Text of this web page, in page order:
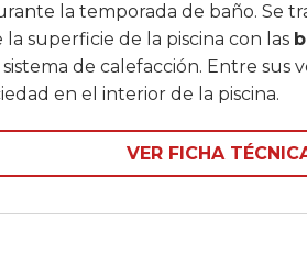
la temporada de baño. Se
superficie de la piscina con las
de calefacción. Entre sus
en el interior de la piscina.
VER FICHA